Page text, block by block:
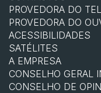
PROVEDORA DO
PROVEDORA DO
ACESSIBILIDADES
SATÉLITES
A EMPRESA
CONSELHO GERAL
CONSELHO DE